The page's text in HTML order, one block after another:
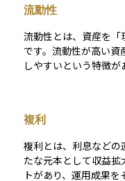
す。 利金は、債券を保有することによって得られる「インカム
ゲイン（定期収入）」
狙う投資スタイルで
所得税や住民税がか
なります。
流動性
流動性とは、資産を
です。流動性が高い
しやすいという特徴
る資産は、流動性が低いといえます。
が必要なときに資金
特に初心者は、流動性
にも対応しやすく、
複利
複利とは、利息など
たな元本として収益
トがあり、運用成果